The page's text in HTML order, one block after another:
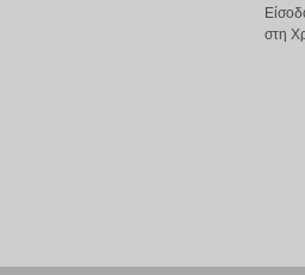
στη